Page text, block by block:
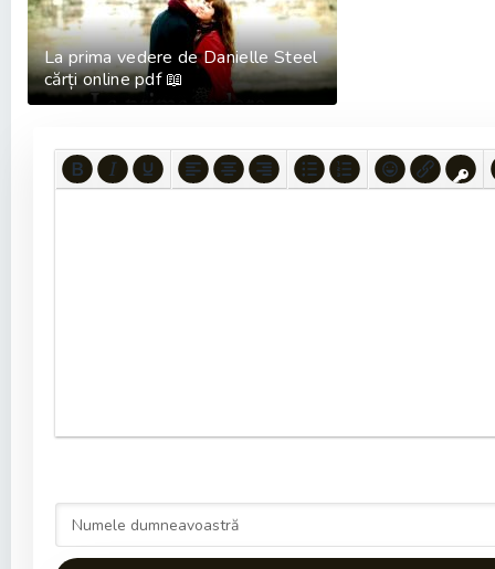
La prima vedere de Danielle Steel
cărți online pdf 📖